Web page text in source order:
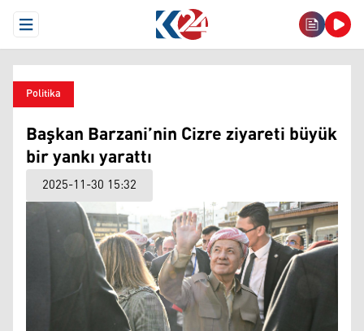
Open Menu
Politika
Başkan Barzani’nin Cizre ziyareti büyük
bir yankı yarattı
2025-11-30 15:32